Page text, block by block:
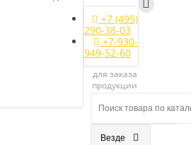
+7 (495)
290-38-03
+7-930-
949-52-60
для заказа
продукции
Везде